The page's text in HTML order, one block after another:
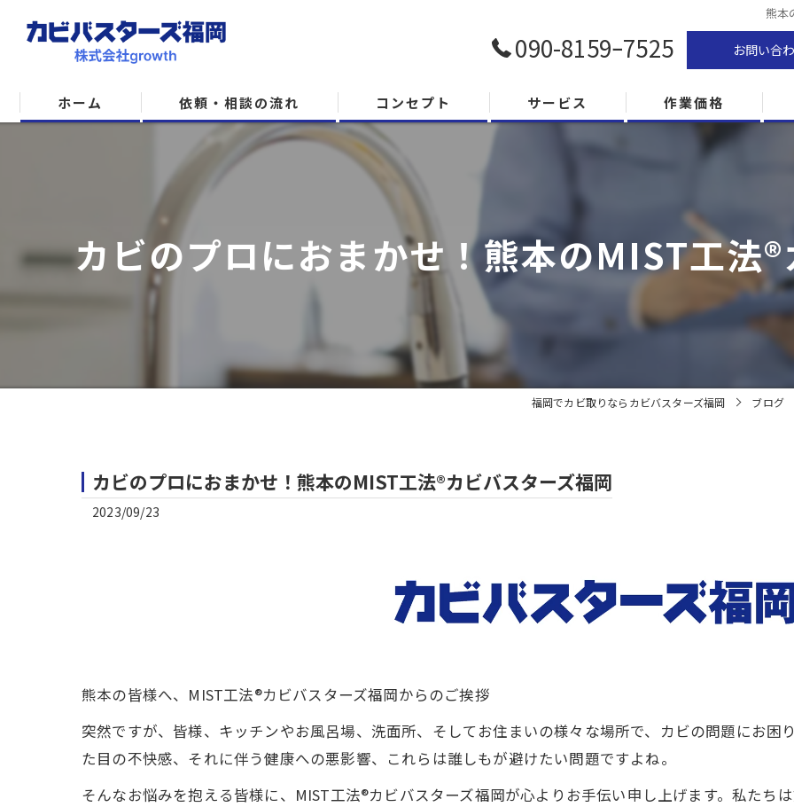
熊本
090-8159ｰ7525 お問い合
ホーム 依頼・相談の流れ コンセプト サービス 作業価格
カビのプロにおまかせ！熊本のMIST工法
福岡でカビ取りならカビバスターズ福岡 ブログ
カビのプロにおまかせ！熊本のMIST工法®カビバスターズ福岡
2023/09/23
熊本の皆様へ、MIST工法®カビバスターズ福岡からのご挨拶
突然ですが、皆様、キッチンやお風呂場、洗面所、そしてお住まいの様々な場所で、カビの問題にお困
た目の不快感、それに伴う健康への悪影響、これらは誰しもが避けたい問題ですよね。
そんなお悩みを抱える皆様に、MIST工法®カビバスターズ福岡が心よりお手伝い申し上げます。私たち